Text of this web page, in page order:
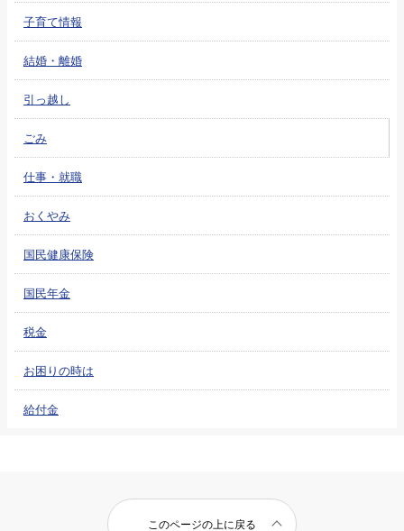
子育て情報
結婚・離婚
引っ越し
ごみ
仕事・就職
おくやみ
国民健康保険
国民年金
税金
お困りの時は
給付金
このページの上に戻る